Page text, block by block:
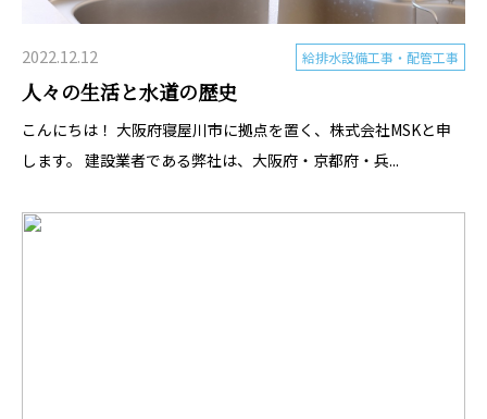
2022.12.12 給排水設備工事・配管工事
人々の生活と水道の歴史
こんにちは！ 大阪府寝屋川市に拠点を置く、株式会社MSKと申
します。 建設業者である弊社は、大阪府・京都府・兵...